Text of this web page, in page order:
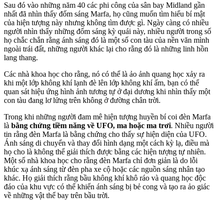
Sau đó vào những năm 40 các phi công của sân bay Midland gần
nhất đã nhìn thấy đốm sáng Marfa, họ cũng muốn tìm hiểu bí mật
của hiện tượng này nhưng không tìm được gì. Ngày càng có nhiều
người nhìn thấy những đốm sáng kỳ quái này, nhiều người trong số
họ chắc chắn rằng ánh sáng đó là một số con tàu của nền văn mình
ngoài trái đất, những người khác lại cho rằng đó là những linh hồn
lang thang.
Các nhà khoa học cho rằng, nó có thể là ảo ảnh quang học xảy ra
khi một lớp không khí lạnh đè lên lớp không khí ấm, bạn có thể
quan sát hiệu ứng hình ảnh tương tự ở đại dương khi nhìn thấy một
con tàu đang lơ lửng trên không ở đường chân trời.
Trong khi những người đam mê hiện tượng huyền bí coi đèn Marfa
là bằng chứng tiềm năng về UFO, ma hoặc ma trơi. Nhiều người
tin rằng đèn Marfa là bằng chứng cho thấy sự hiện diện của UFO.
Ánh sáng di chuyển và thay đổi hình dạng một cách kỳ lạ, điều mà
họ cho là không thể giải thích được bằng các hiện tượng tự nhiên.
Một số nhà khoa học cho rằng đèn Marfa chỉ đơn giản là do lỗi
khúc xạ ánh sáng từ đèn pha xe cộ hoặc các nguồn sáng nhân tạo
khác. Họ giải thích rằng bầu không khí khô ráo và quang học độc
đáo của khu vực có thể khiến ánh sáng bị bẻ cong và tạo ra ảo giác
về những vật thể bay trên bầu trời.